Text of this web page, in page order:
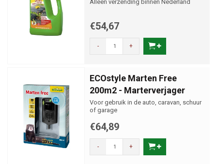
Alleen verzending binnen Nederland
€54,67
- +
ECOstyle Marten Free
200m2 - Marterverjager
Voor gebruik in de auto, caravan, schuur
of garage
€64,89
- +